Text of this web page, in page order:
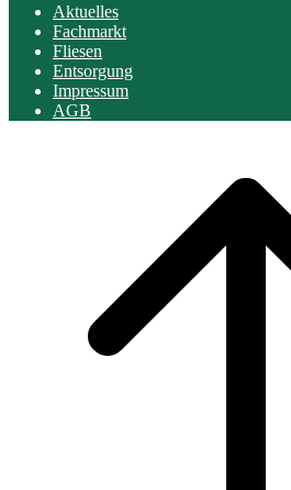
Aktuelles
Fachmarkt
Fliesen
Entsorgung
Impressum
AGB